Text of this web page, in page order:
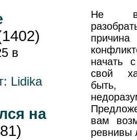
в
Lidika
на
Не
начать
свой
вам
ревнивы